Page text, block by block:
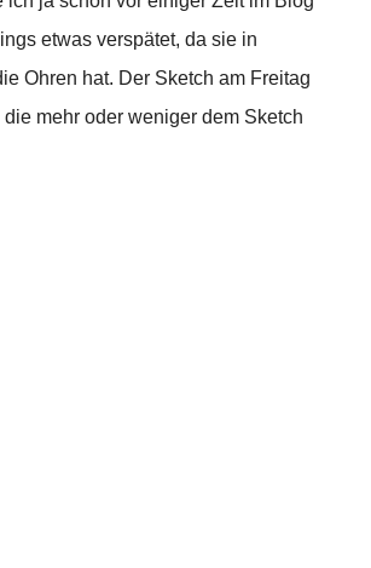
etwas verspätet, da sie in
Ohren hat. Der Sketch am Freitag
mehr oder weniger dem Sketch